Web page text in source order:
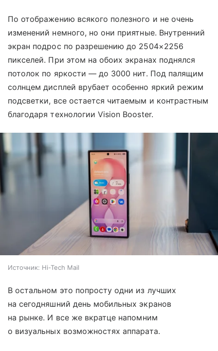
По отображению всякого полезного и не очень
изменений немного, но они приятные. Внутренний
экран подрос по разрешению до 2504×2256
пикселей. При этом на обоих экранах поднялся
потолок по яркости — до 3000 нит. Под палящим
солнцем дисплей врубает особенно яркий режим
подсветки, все остается читаемым и контрастным
благодаря технологии Vision Booster.
Источник: Hi-Tech Mail
В остальном это попросту одни из лучших
на сегодняшний день мобильных экранов
на рынке. И все же вкратце напомним
о визуальных возможностях аппарата.